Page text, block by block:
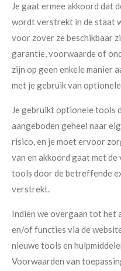
Je gaat ermee akkoord dat
wordt verstrekt in de staat
voor zover ze beschikbaar
garantie, voorwaarde of
zijn op geen enkele manier
met je gebruik van
Je gebruikt optionele tools
aangeboden geheel naar
risico, en je moet ervoor
van en akkoord gaat met
tools door de betreffende
verstrekt.
Indien we overgaan tot het
en/of functies via de
nieuwe tools en
Voorwaarden van